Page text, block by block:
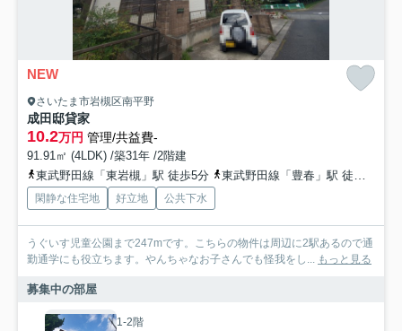
NEW
さいたま市岩槻区南平野
成田邸貸家
10.2万円 管理/共益費-
91.91㎡ (4LDK) /築31年 /2階建
東武野田線「東岩槻」駅 徒歩5分
東武野田線「豊春」駅 徒歩20分
閑静な住宅地 好立地 公共下水
うぐいす児童公園まで247mです。こちらの物件は周辺に2駅あるので通
勤通学にも役立ちます。やんちゃなお子さんでも怪我をし... もっと見る
募集中の部屋
1-2階